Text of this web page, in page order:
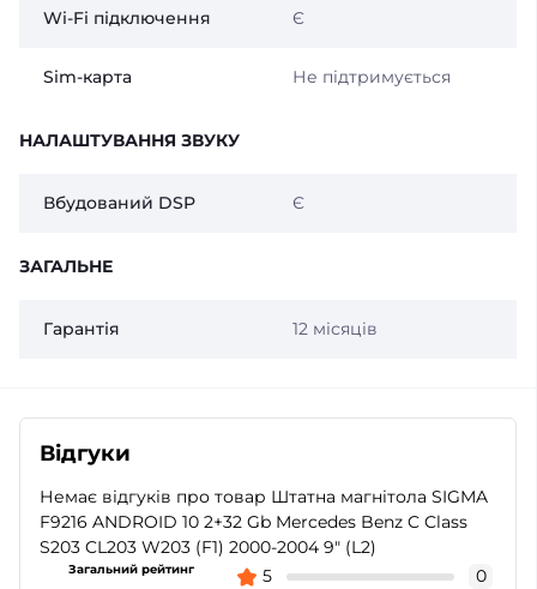
Wi-Fi підключення Є
Sim-карта Не підтримується
НАЛАШТУВАННЯ ЗВУКУ
Вбудований DSP Є
ЗАГАЛЬНЕ
Гарантія 12 місяців
Відгуки
Немає відгуків про товар Штатна магнітола SIGMA
F9216 ANDROID 10 2+32 Gb Mercedes Benz C Class
S203 CL203 W203 (F1) 2000-2004 9" (L2)
Загальний рейтинг 5
0